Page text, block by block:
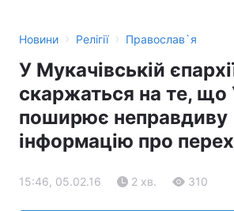
Новини › Релігії › Православ`я
У Мукачівській
скаржаться на те,
поширює неправдиву
інформацію про
15:46, 05.02.16 2 хв. 310